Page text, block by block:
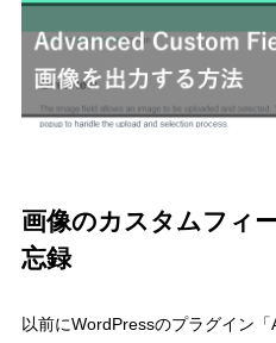
画像のカスタムフィ
忘録
以前にWordPressのプラグイン